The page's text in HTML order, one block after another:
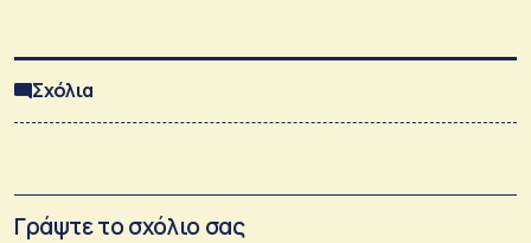
Σχόλια
Γράψτε το σχόλιο σας